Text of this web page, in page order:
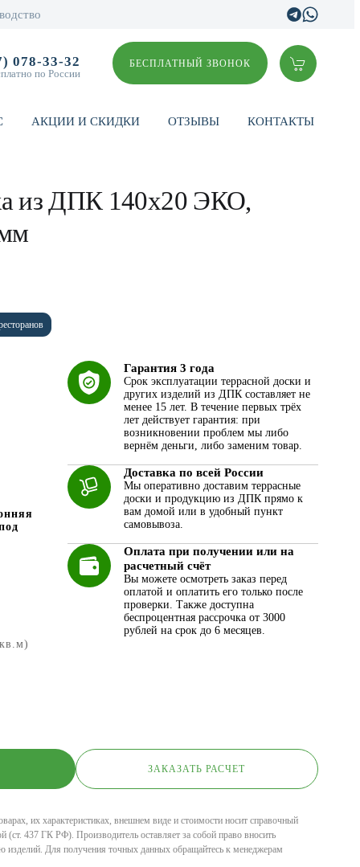
078-33-32
по России
БЕСПЛАТНЫЙ ЗВОНОК
АКЦИИ И СКИДКИ ОТЗЫВЫ КОНТАКТЫ
из ДПК 140х20 ЭКО,
Гарантия 3 года
Срок эксплуатации террасной доски и
других изделий из ДПК составляет не
менее 15 лет. В течение первых трёх
лет действует гарантия: при
возникновении проблем мы либо
вернём деньги, либо заменим товар.
Доставка по всей России
Мы оперативно доставим террасные
доски и продукцию из ДПК прямо к
вам домой или в удобный пункт
самовывоза.
Оплата при получении или на
расчетный счёт
Вы можете осмотреть заказ перед
оплатой и оплатить его только после
проверки. Также доступна
беспроцентная рассрочка от 3000
рублей на срок до 6 месяцев.
ЗАКАЗАТЬ РАСЧЕТ
их характеристиках, внешнем виде и стоимости носит справочный
(ст. 437 ГК РФ). Производитель оставляет за собой право вносить
изделий. Для получения точных данных обращайтесь к менеджерам